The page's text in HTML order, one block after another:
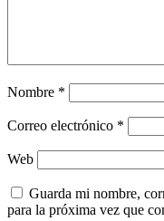
Nombre *
Correo electrónico *
Web
Guarda mi nombre,
para la próxima vez que